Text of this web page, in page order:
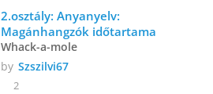
2.osztály: Anyanyelv:
Magánhangzók időtartama
Whack-a-mole
by Szszilvi67
2